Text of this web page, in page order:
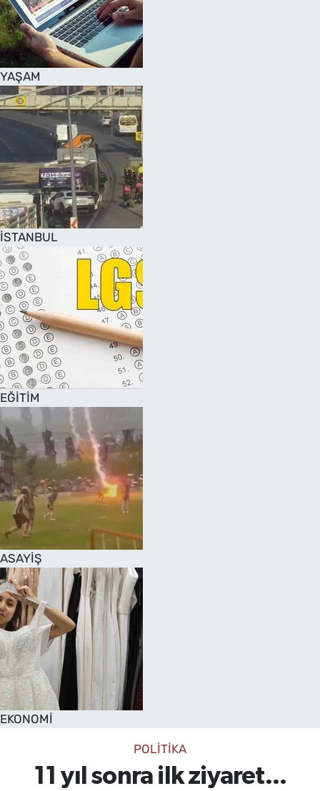
YAŞAM
İSTANBUL
EĞİTİM
ASAYİŞ
EKONOMİ
POLİTİKA
11 yıl sonra ilk ziyaret...
SAĞLIK
TV REHBERİ